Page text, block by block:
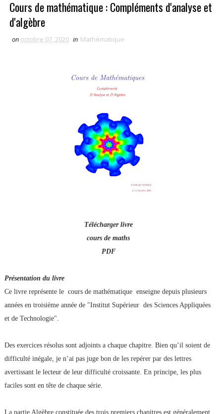
Cours de mathématique : Compléments d'analyse et
d'algèbre
on octobre 07, 2020 in Mathématique
Télécharger livre
cours de maths
PDF
Présentation du livre
Ce livre représente le cours de mathématique enseigne depuis plusieurs
années en troisième année de "Institut Supérieur des Sciences Appliquées
et de Technologie".
Des exercices résolus sont adjoints a chaque chapitre. Bien qu’il soient de
difficulté inégale, je n’ai pas juge bon de les repérer par des lettres
avertissant le lecteur de leur difficulté croissante. En principe, les plus
faciles sont en tête de chaque série.
La partie Algèbre constituée des trois premiers chapitres est généralement